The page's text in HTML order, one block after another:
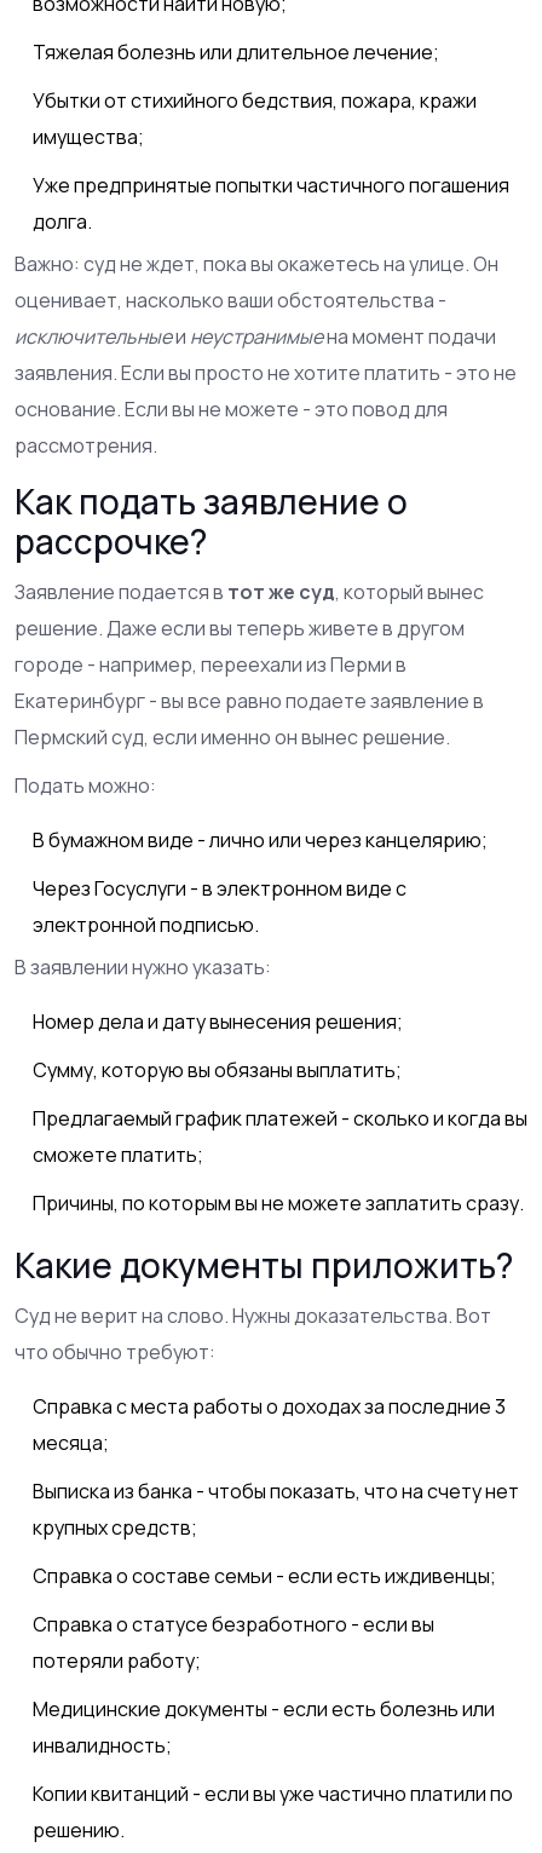
Тяжелая болезнь или длительное лечение;
Убытки от стихийного бедствия, пожара, кражи
имущества;
Уже предпринятые попытки частичного погашения
долга.
Важно: суд не ждет, пока вы окажетесь на улице. Он
оценивает, насколько ваши обстоятельства -
исключительныеи неустранимыена момент подачи
заявления. Если вы просто не хотите платить - это не
основание. Если вы не можете - это повод для
рассмотрения.
Как подать заявление о
рассрочке?
Заявление подается в тот же суд, который вынес
решение. Даже если вы теперь живете в другом
городе - например, переехали из Перми в
Екатеринбург - вы все равно подаете заявление в
Пермский суд, если именно он вынес решение.
Подать можно:
В бумажном виде - лично или через канцелярию;
Через Госуслуги - в электронном виде с
электронной подписью.
В заявлении нужно указать:
Номер дела и дату вынесения решения;
Сумму, которую вы обязаны выплатить;
Предлагаемый график платежей - сколько и когда вы
сможете платить;
Причины, по которым вы не можете заплатить сразу.
Какие документы приложить?
Суд не верит на слово. Нужны доказательства. Вот
что обычно требуют:
Справка с места работы о доходах за последние 3
месяца;
Выписка из банка - чтобы показать, что на счету нет
крупных средств;
Справка о составе семьи - если есть иждивенцы;
Справка о статусе безработного - если вы
потеряли работу;
Медицинские документы - если есть болезнь или
инвалидность;
Копии квитанций - если вы уже частично платили по
решению.